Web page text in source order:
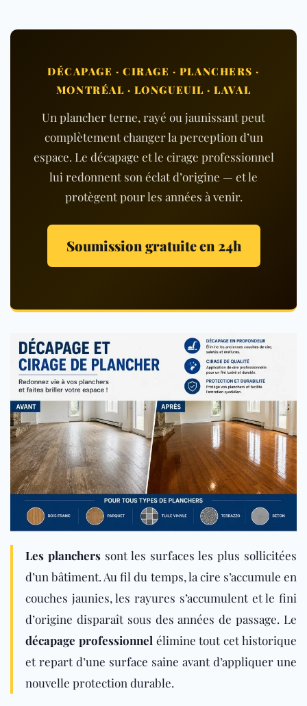
DÉCAPAGE · CIRAGE · PLANCHERS ·
MONTRÉAL · LONGUEUIL · LAVAL
Un plancher terne, rayé ou jaunissant peut
complètement changer la perception d’un
espace. Le décapage et le cirage professionnel
lui redonnent son éclat d’origine — et le
protègent pour les années à venir.
Soumission gratuite en 24h
Les planchers sont les surfaces les plus sollicitées
d’un bâtiment. Au fil du temps, la cire s’accumule en
couches jaunies, les rayures s’accumulent et le fini
d’origine disparaît sous des années de passage. Le
décapage professionnel élimine tout cet historique
et repart d’une surface saine avant d’appliquer une
nouvelle protection durable.